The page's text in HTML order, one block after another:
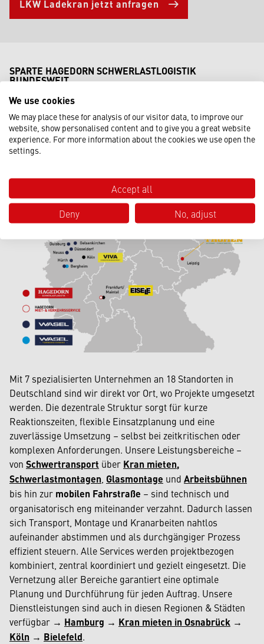
LKW Ladekran jetzt anfragen
SPARTE HAGEDORN SCHWERLASTLOGISTIK
BUNDESWEIT
STANDORTNAH, FLEXIBEL,
EFFIZIENT – PROJEKTE AUS
EINER HAND
Mit 7 spezialisierten Unternehmen an 18 Standorten in
Deutschland sind wir direkt vor Ort, wo Projekte umgesetzt
werden. Die dezentrale Struktur sorgt für kurze
Reaktionszeiten, flexible Einsatzplanung und eine
zuverlässige Umsetzung – selbst bei zeitkritischen oder
komplexen Anforderungen. Unsere Leistungsbereiche –
von Schwertransport über Kran mieten,
Schwerlastmontagen Glasmontage und Arbeitsbühnen
bis hin zur mobilen Fahrstraße – sind technisch und
organisatorisch eng miteinander verzahnt. Dadurch lassen
sich Transport, Montage und Kranarbeiten nahtlos
aufeinander abstimmen und als durchgängiger Prozess
effizient steuern. Alle Services werden projektbezogen
kombiniert, zentral koordiniert und gezielt eingesetzt. Die
Vernetzung aller Bereiche garantiert eine optimale
Planung und Durchführung für jeden Auftrag. Unsere
Dienstleistungen sind auch in diesen Regionen & Städten
verfügbar → Hamburg → Kran mieten in Osnabrück →
Köln → Bielefeld.
We use cookies
We may place these for analysis of our visitor data, to improve our
website, show personalised content and to give you a great website
experience. For more information about the cookies we use open the
settings.
Accept all
Deny
No, adjust